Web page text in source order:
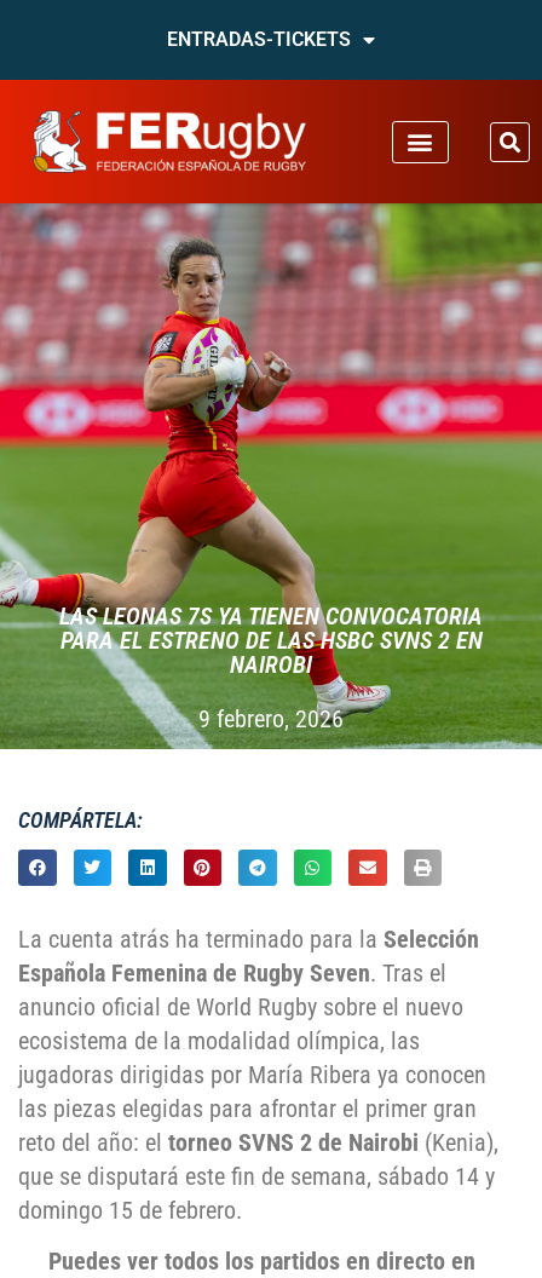
ENTRADAS-TICKETS
LAS LEONAS 7S YA TIENEN CONVOCATORIA
PARA EL ESTRENO DE LAS HSBC SVNS 2 EN
NAIROBI
9 febrero, 2026
COMPÁRTELA:
La cuenta atrás ha terminado para la Selección
Española Femenina de Rugby Seven. Tras el
anuncio oficial de World Rugby sobre el nuevo
ecosistema de la modalidad olímpica, las
jugadoras dirigidas por María Ribera ya conocen
las piezas elegidas para afrontar el primer gran
reto del año: el torneo SVNS 2 de Nairobi (Kenia),
que se disputará este fin de semana, sábado 14 y
domingo 15 de febrero.
Puedes ver todos los partidos en directo en